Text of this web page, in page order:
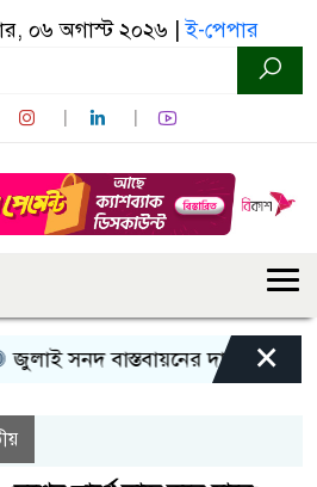
০৬ অগাস্ট ২০২৬ |ই-পেপার
সনদ বাস্তবায়নের দাবিতে ×